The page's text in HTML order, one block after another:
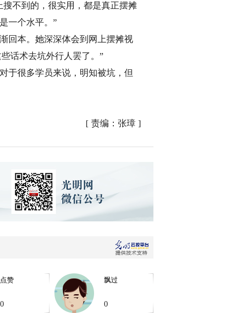
不到的，很实用，都是真正摆摊
一个水平。”
本。她深深体会到网上摆摊视
话术去坑外行人罢了。”
很多学员来说，明知被坑，但
[ 责编：张璋]
点赞
0
飘过
0